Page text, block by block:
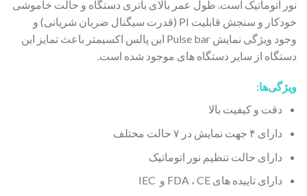
نور اتوماتیک است. طول عمر بالای باتری دستگاه و حالت خاموشی
خودکار و سنجش قابلیت PI (قدرت سیگنال ضربان شریانی) و
وجود ویژگی نمایش Pulse bar این پالس اکسیمتر باعث تمایز این
دستگاه از سایر دستگاه های موجود شده است.
ویژگی‌ها:
دقت و کیفیت بالا
دارای ۴ جهت نمایش در ۷ حالت مختلف
دارای حالت تنظیم نور اتوماتیک
دارای تاییده های FDA ، CE و IEC